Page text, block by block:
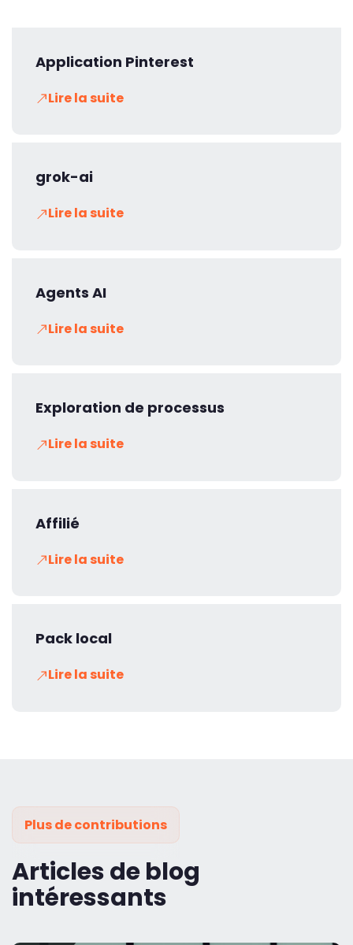
Application Pinterest
Lire la suite
grok-ai
Lire la suite
Agents AI
Lire la suite
Exploration de processus
Lire la suite
Affilié
Lire la suite
Pack local
Lire la suite
Plus de contributions
Articles de blog
intéressants